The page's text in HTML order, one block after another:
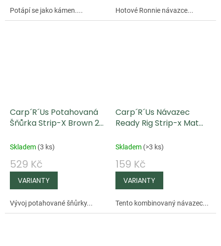
Potápí se jako kámen.... Hotové Ronnie návazce...
Carp´R´Us Potahovaná
Šňůrka Strip-X Brown 20
Skladem (3 ks)
529 Kč
Vývoj potahované šňůrky...
Carp´R´Us Návazec
Ready Rig Strip-x Mat
Skladem (>3 ks)
159 Kč
Tento kombinovaný návazec...